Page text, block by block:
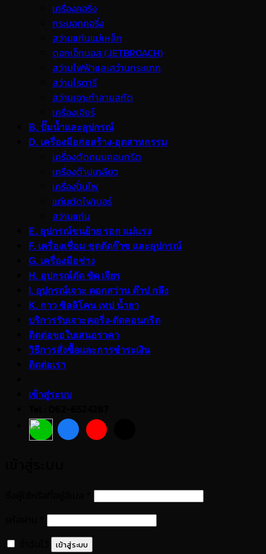
เครื่องคอริ่ง
กระบอกคอริ่ง
สว่านแท่นแม่เหล็ก
ดอกเจ็ทบอส (JETBROACH)
สว่านไฟฟ้าและสว่านกระแทก
สว่านโรตารี
สว่านเจาะทำลายสกัด
เครื่องเจียร์
B. ปั๊มน้ำและอุปกรณ์
D. เครื่องมือก่อสร้าง-อุตสาหกรรม
เครื่องตัดถนนคอนกรีต
เครื่องต๊าปเกลียว
เครื่องปั่นไฟ
แท่นตัดไฟเบอร์
สว่านแท่น
E. อุปกรณ์ขนย้าย รอก แม่แรง
F. เครื่องเชื่อม ชุดตัดก๊าซ และอุปกรณ์
G. เครื่องมือช่าง
H. อุปกรณ์ตัด ขัด เจียร
I. อุปกรณ์เจาะ ดอกสว่าน ต๊าป กลึง
K. กาว ซิลลิโคน เทป น้ำยา
บริการรับเจาะคอริ่ง-ตัดคอนกรีต
ติดต่อขอใบเสนอราคา
วิธีการสั่งซื้อและการชำระเงิน
ติดต่อเรา
เข้าสู่ระบบ
ต้องการ
ต้องการ
เข้าสู่ระบบ